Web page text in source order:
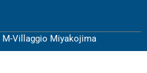
Villaggio Miyakojima